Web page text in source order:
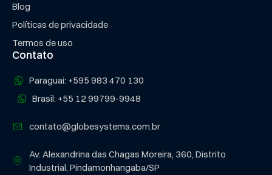
Blog
Políticas de privacidade
Termos de uso
Contato
Paraguai: +595 983 470 130
Brasil: +55 12 99799-9948
contato@globesystems.com.br
Av. Alexandrina das Chagas Moreira, 360, Distrito
Industrial, Pindamonhangaba/SP